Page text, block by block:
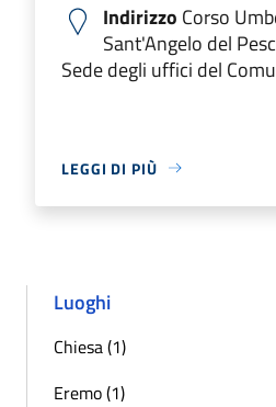
Indirizzo Corso
Sant'Angelo del
Sede degli uffici del
LEGGI DI PIÙ
Luoghi
Chiesa (1)
Eremo (1)